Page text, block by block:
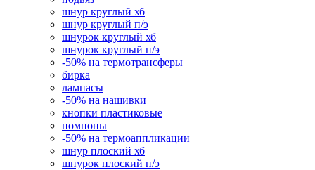
шнур круглый хб
шнур круглый п/э
шнурок круглый хб
шнурок круглый п/э
-50% на термотрансферы
бирка
лампасы
-50% на нашивки
кнопки пластиковые
помпоны
-50% на термоаппликации
шнур плоский хб
шнурок плоский п/э